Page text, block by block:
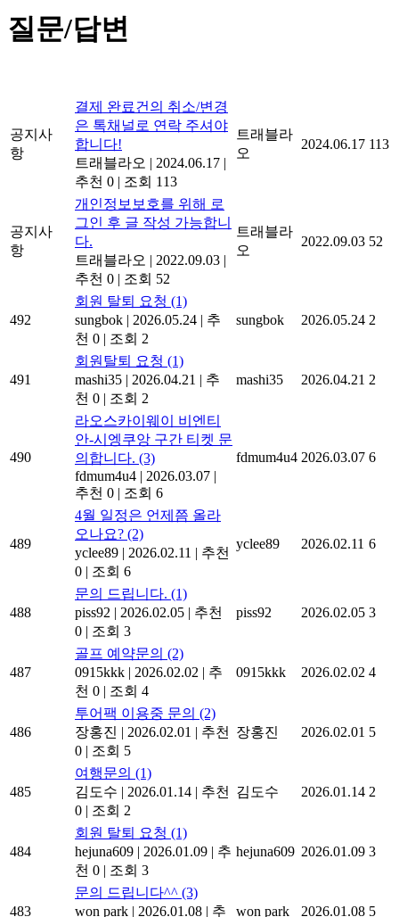
질문/답변
공지사
항
결제 완료건의 취소/변경
은 톡채널로 연락 주셔야
합니다!
트래블라오 | 2024.06.17 |
추천 0 | 조회 113
트래블라
오
2024.06.17 113
공지사
항
개인정보보호를 위해 로
그인 후 글 작성 가능합니
다.
트래블라오 | 2022.09.03 |
추천 0 | 조회 52
트래블라
오
2022.09.03 52
492
회원 탈퇴 요청 (1)
sungbok | 2026.05.24 | 추
천 0 | 조회 2
sungbok 2026.05.24 2
491
회원탈퇴 요청 (1)
mashi35 | 2026.04.21 | 추
천 0 | 조회 2
mashi35 2026.04.21 2
490
라오스카이웨이 비엔티
안-시엥쿠앙 구간 티켓 문
의합니다. (3)
fdmum4u4 | 2026.03.07 |
추천 0 | 조회 6
fdmum4u4 2026.03.07 6
489
4월 일정은 언제쯤 올라
오나요? (2)
yclee89 | 2026.02.11 | 추천
0 | 조회 6
yclee89 2026.02.11 6
488
문의 드립니다. (1)
piss92 | 2026.02.05 | 추천
0 | 조회 3
piss92 2026.02.05 3
487
골프 예약문의 (2)
0915kkk | 2026.02.02 | 추
천 0 | 조회 4
0915kkk 2026.02.02 4
486
투어팩 이용중 문의 (2)
장홍진 | 2026.02.01 | 추천
0 | 조회 5
장홍진 2026.02.01 5
485
여행문의 (1)
김도수 | 2026.01.14 | 추천
0 | 조회 2
김도수 2026.01.14 2
484
회원 탈퇴 요청 (1)
hejuna609 | 2026.01.09 | 추
천 0 | 조회 3
hejuna609 2026.01.09 3
483
문의 드립니다^^ (3)
won park | 2026.01.08 | 추
won park 2026.01.08 5